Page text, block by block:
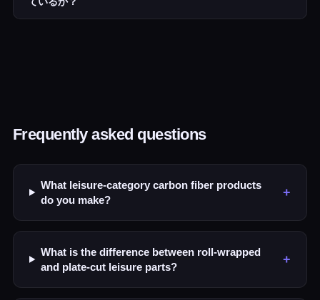
Frequently asked questions
What leisure-category carbon fiber products
do you make?
+
What is the difference between roll-wrapped
and plate-cut leisure parts?
+